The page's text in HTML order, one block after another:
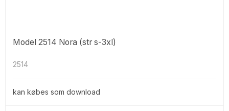
Model 2514 Nora (str s-3xl)
2514
kan købes som download